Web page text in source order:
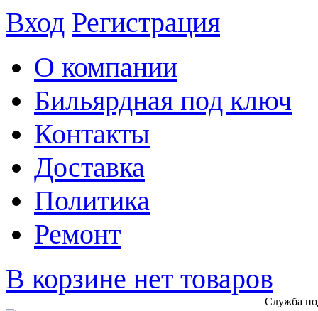
Вход Регистрация
О компании
Бильярдная под ключ
Контакты
Доставка
Политика
Ремонт
В корзине нет товаров
Cлужба